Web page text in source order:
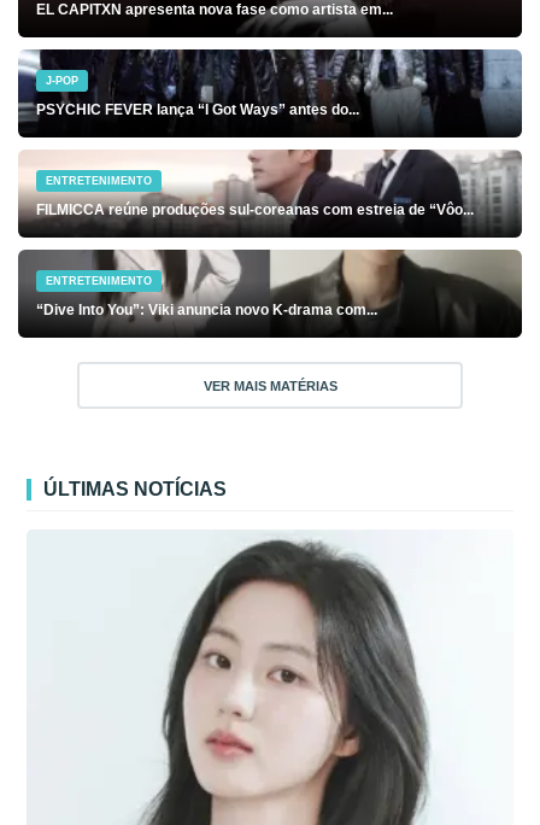
EL CAPITXN apresenta nova fase como artista em...
J-POP
PSYCHIC FEVER lança “I Got Ways” antes do...
ENTRETENIMENTO
FILMICCA reúne produções sul-coreanas com estreia de “Vôo...
ENTRETENIMENTO
“Dive Into You”: Viki anuncia novo K-drama com...
VER MAIS MATÉRIAS
ÚLTIMAS NOTÍCIAS